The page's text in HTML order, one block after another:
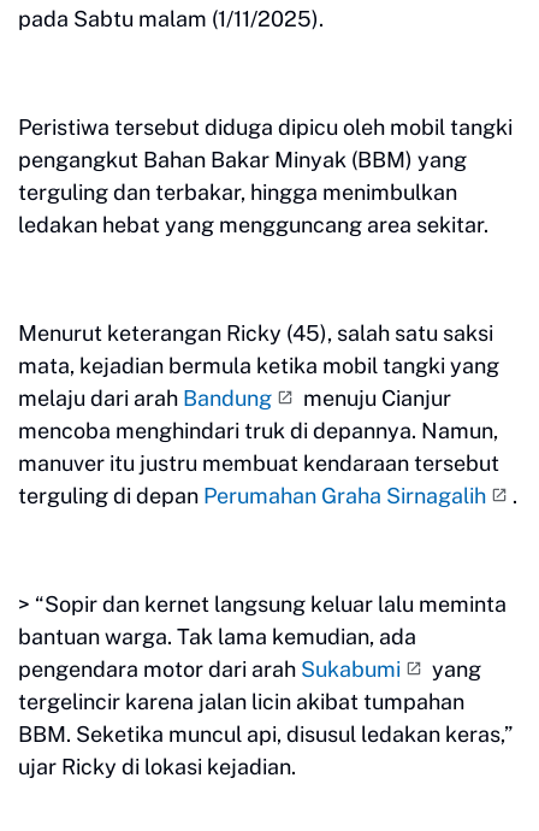
pada Sabtu malam (1/11/2025).
Peristiwa tersebut diduga dipicu oleh mobil tangki
pengangkut Bahan Bakar Minyak (BBM) yang
terguling dan terbakar, hingga menimbulkan
ledakan hebat yang mengguncang area sekitar.
Menurut keterangan Ricky (45), salah satu saksi
mata, kejadian bermula ketika mobil tangki yang
melaju dari arah Bandung
menuju Cianjur
mencoba menghindari truk di depannya. Namun,
manuver itu justru membuat kendaraan tersebut
terguling di depan Perumahan Graha Sirnagalih .
> “Sopir dan kernet langsung keluar lalu meminta
bantuan warga. Tak lama kemudian, ada
pengendara motor dari arah Sukabumi
yang
tergelincir karena jalan licin akibat tumpahan
BBM. Seketika muncul api, disusul ledakan keras,”
ujar Ricky di lokasi kejadian.